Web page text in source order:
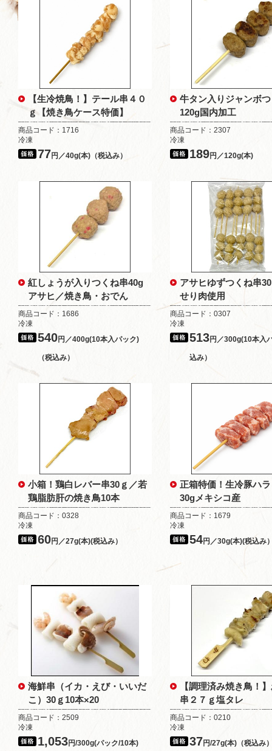
【生冷焼鳥！】テール串４０
ｇ【焼き鳥ケース特価】
商品コード：1716
冷凍
77円／40g(本)（税込み）
牛タン入りジャンボ
120g国内加工
商品コード：2307
冷凍
189円／120g(本)
紅しょうが入りつくね串40g
アサヒ／焼き鳥・おでん
商品コード：1686
冷凍
540円／400g(10本入パック)
（税込み）
アサヒゆずつくね串
せり肉使用
商品コード：0307
冷凍
513円／300g(10本入
込み）
小箱！鶏白レバー串30ｇ／若
鶏脂肪肝の焼き鳥10本
商品コード：0328
冷凍
60円／27g(本)(税込み）
正箱特価！生冷豚ハ
30gメキシコ産
商品コード：1679
冷凍
54円／30g(本)(税込み
海鮮串（イカ・えび・いいだ
こ）30ｇ10本×20
商品コード：2509
冷凍
1,053円/300g(パック/10本)
【調理済み焼き鳥！
串２７ｇ塩タレ
商品コード：0210
冷凍
37円/27g(本)（税込み